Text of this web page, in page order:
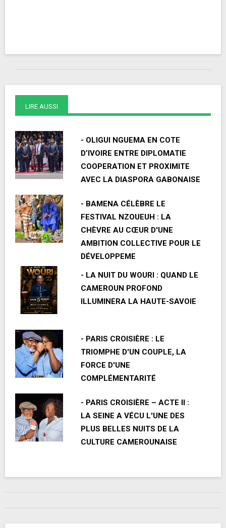
LIRE AUSSI
- OLIGUI NGUEMA EN COTE
D’IVOIRE ENTRE DIPLOMATIE
COOPERATION ET PROXIMITE
AVEC LA DIASPORA GABONAISE
- BAMENA CÉLÈBRE LE
FESTIVAL NZOUEUH : LA
CHÈVRE AU CŒUR D'UNE
AMBITION COLLECTIVE POUR LE
DÉVELOPPEME
- LA NUIT DU WOURI : QUAND LE
CAMEROUN PROFOND
ILLUMINERA LA HAUTE-SAVOIE
- PARIS CROISIÈRE : LE
TRIOMPHE D'UN COUPLE, LA
FORCE D'UNE
COMPLÉMENTARITÉ
- PARIS CROISIÈRE – ACTE II :
LA SEINE A VÉCU L'UNE DES
PLUS BELLES NUITS DE LA
CULTURE CAMEROUNAISE